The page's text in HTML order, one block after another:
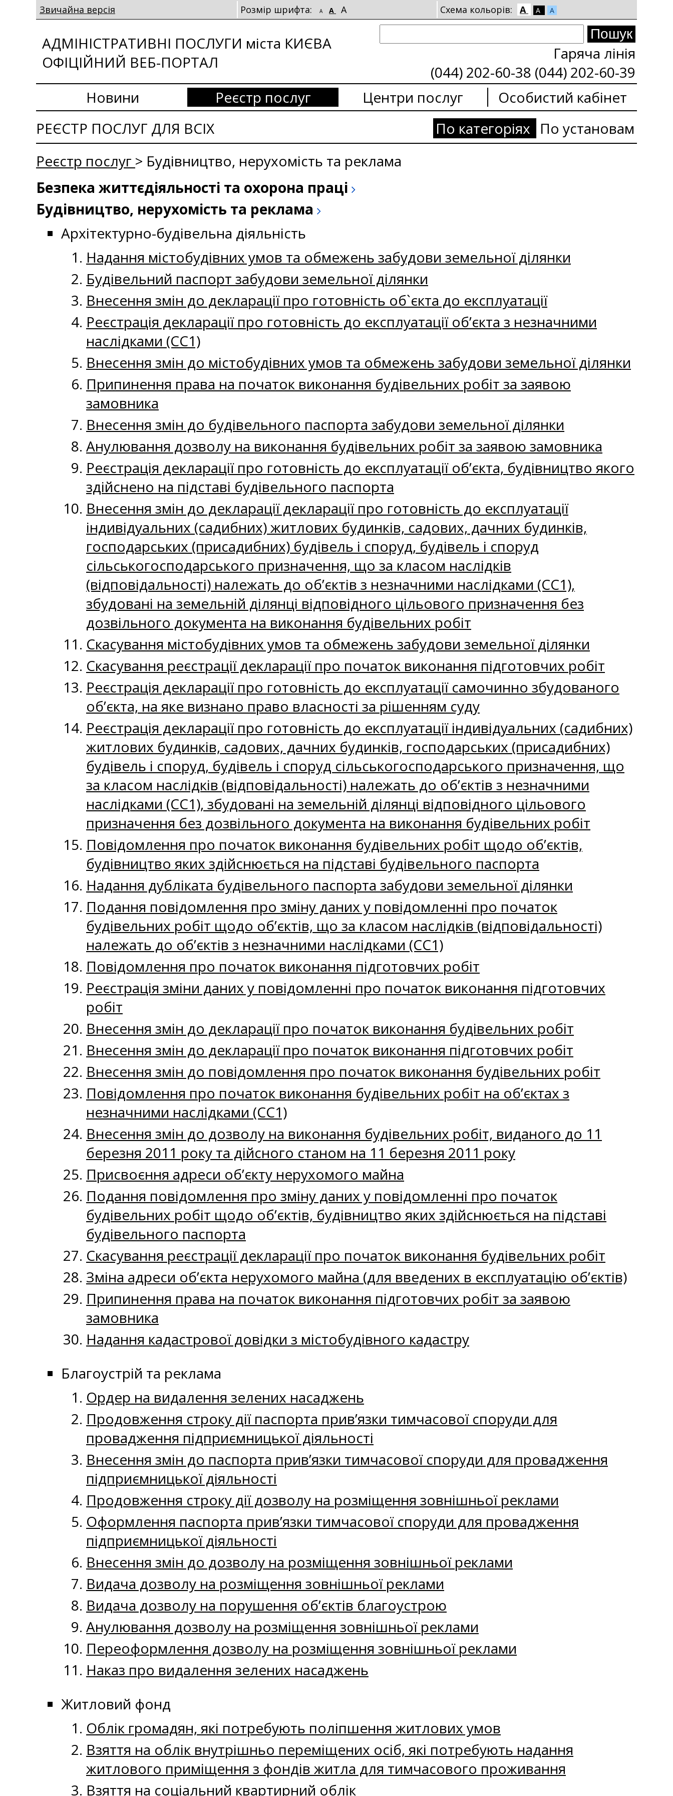
Звичайна версія Розмір шрифта: A A A Схема кольорів: A A A
АДМІНІСТРАТИВНІ ПОСЛУГИ міста КИЄВА
ОФІЦІЙНИЙ ВЕБ-ПОРТАЛ
Гаряча лінія
(044) 202-60-38 (044) 202-60-39
Новини
Реєстр послуг Центри послуг
Особистий кабінет
По категоріях
По установам
РЕЄСТР ПОСЛУГ ДЛЯ ВСІХ
Реєстр послуг > Будівництво, нерухомість та реклама
Безпека життєдіяльності та охорона праці
Будівництво, нерухомість та реклама
Архітектурно-будівельна діяльність
Надання містобудівних умов та обмежень забудови земельної ділянки
Будівельний паспорт забудови земельної ділянки
Внесення змін до декларації про готовність об`єкта до експлуатації
Реєстрація декларації про готовність до експлуатації об’єкта з незначними
наслідками (СС1)
Внесення змін до містобудівних умов та обмежень забудови земельної ділянки
Припинення права на початок виконання будівельних робіт за заявою
замовника
Внесення змін до будівельного паспорта забудови земельної ділянки
Анулювання дозволу на виконання будівельних робіт за заявою замовника
Реєстрація декларації про готовність до експлуатації об’єкта, будівництво якого
здійснено на підставі будівельного паспорта
Внесення змін до декларації декларації про готовність до експлуатації
індивідуальних (садибних) житлових будинків, садових, дачних будинків,
господарських (присадибних) будівель і споруд, будівель і споруд
сільськогосподарського призначення, що за класом наслідків
(відповідальності) належать до об’єктів з незначними наслідками (СС1),
збудовані на земельній ділянці відповідного цільового призначення без
дозвільного документа на виконання будівельних робіт
Скасування містобудівних умов та обмежень забудови земельної ділянки
Скасування реєстрації декларації про початок виконання підготовчих робіт
Реєстрація декларації про готовність до експлуатації самочинно збудованого
об’єкта, на яке визнано право власності за рішенням суду
Реєстрація декларації про готовність до експлуатації індивідуальних (садибних)
житлових будинків, садових, дачних будинків, господарських (присадибних)
будівель і споруд, будівель і споруд сільськогосподарського призначення, що
за класом наслідків (відповідальності) належать до об’єктів з незначними
наслідками (СС1), збудовані на земельній ділянці відповідного цільового
призначення без дозвільного документа на виконання будівельних робіт
Повідомлення про початок виконання будівельних робіт щодо об’єктів,
будівництво яких здійснюється на підставі будівельного паспорта
Надання дубліката будівельного паспорта забудови земельної ділянки
Подання повідомлення про зміну даних у повідомленні про початок
будівельних робіт щодо об’єктів, що за класом наслідків (відповідальності)
належать до об’єктів з незначними наслідками (СС1)
Повідомлення про початок виконання підготовчих робіт
Реєстрація зміни даних у повідомленні про початок виконання підготовчих
робіт
Внесення змін до декларації про початок виконання будівельних робіт
Внесення змін до декларації про початок виконання підготовчих робіт
Внесення змін до повідомлення про початок виконання будівельних робіт
Повідомлення про початок виконання будівельних робіт на об’єктах з
незначними наслідками (СС1)
Внесення змін до дозволу на виконання будівельних робіт, виданого до 11
березня 2011 року та дійсного станом на 11 березня 2011 року
Присвоєння адреси об’єкту нерухомого майна
Подання повідомлення про зміну даних у повідомленні про початок
будівельних робіт щодо об’єктів, будівництво яких здійснюється на підставі
будівельного паспорта
Скасування реєстрації декларації про початок виконання будівельних робіт
Зміна адреси об’єкта нерухомого майна (для введених в експлуатацію об’єктів)
Припинення права на початок виконання підготовчих робіт за заявою
замовника
Надання кадастрової довідки з містобудівного кадастру
Благоустрій та реклама
Ордер на видалення зелених насаджень
Продовження строку дії паспорта прив’язки тимчасової споруди для
провадження підприємницької діяльності
Внесення змін до паспорта прив’язки тимчасової споруди для провадження
підприємницької діяльності
Продовження строку дії дозволу на розміщення зовнішньої реклами
Оформлення паспорта прив’язки тимчасової споруди для провадження
підприємницької діяльності
Внесення змін до дозволу на розміщення зовнішньої реклами
Видача дозволу на розміщення зовнішньої реклами
Видача дозволу на порушення об’єктів благоустрою
Анулювання дозволу на розміщення зовнішньої реклами
Переоформлення дозволу на розміщення зовнішньої реклами
Наказ про видалення зелених насаджень
Житловий фонд
Облік громадян, які потребують поліпшення житлових умов
Взяття на облік внутрішньо переміщених осіб, які потребують надання
житлового приміщення з фондів житла для тимчасового проживання
Взяття на соціальний квартирний облік